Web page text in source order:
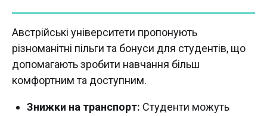
Австрійські університети пропонують
різноманітні пільги та бонуси для студентів, що
допомагають зробити навчання більш
комфортним та доступним.
Знижки на транспорт: Студенти можуть